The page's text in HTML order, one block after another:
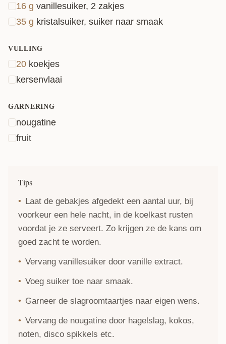
16 g vanillesuiker, 2 zakjes
35 g kristalsuiker, suiker naar smaak
VULLING
20 koekjes
kersenvlaai
GARNERING
nougatine
fruit
Tips
Laat de gebakjes afgedekt een aantal uur, bij
voorkeur een hele nacht, in de koelkast rusten
voordat je ze serveert. Zo krijgen ze de kans om
goed zacht te worden.
Vervang vanillesuiker door vanille extract.
Voeg suiker toe naar smaak.
Garneer de slagroomtaartjes naar eigen wens.
Vervang de nougatine door hagelslag, kokos,
noten, disco spikkels etc.